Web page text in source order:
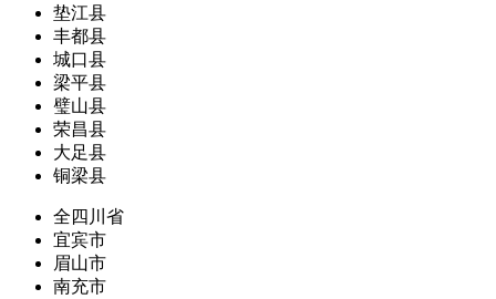
垫江县
丰都县
城口县
梁平县
璧山县
荣昌县
大足县
铜梁县
全四川省
宜宾市
眉山市
南充市